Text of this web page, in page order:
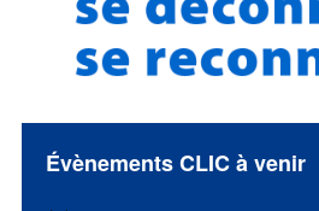
Évènements CLIC à venir